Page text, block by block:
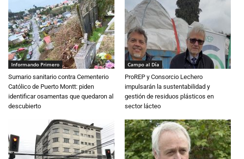
Informando Primero
Sumario sanitario contra Cementerio
Católico de Puerto Montt: piden
identificar osamentas que quedaron al
descubierto
Campo al Día
ProREP y Consorcio Lechero
impulsarán la sustentabilidad y
gestión de residuos plásticos en
sector lácteo